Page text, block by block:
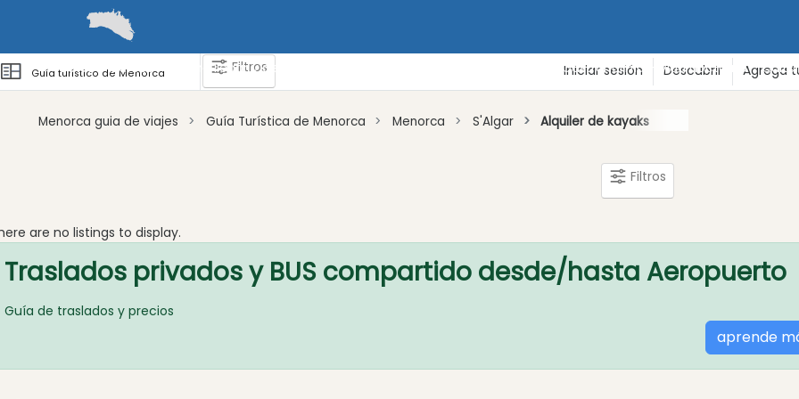
Guías Barcos Cómo llegar y desplazarse Gastronomía - Vida nocturna -
Guía turístico de Menorca Filtros Iniciar sesión Descubrir Agrega
y
Parque
Menorca guia de viajes Guía Turística de Menorca Menorca S'Algar Alquiler de kayaks
Filtros
are no listings to display.
Traslados privados y BUS compartido desde/hasta Aeropuerto
Guía de traslados y precios
aprende